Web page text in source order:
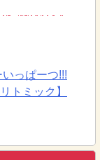
っぱーつ!!!
トミック】